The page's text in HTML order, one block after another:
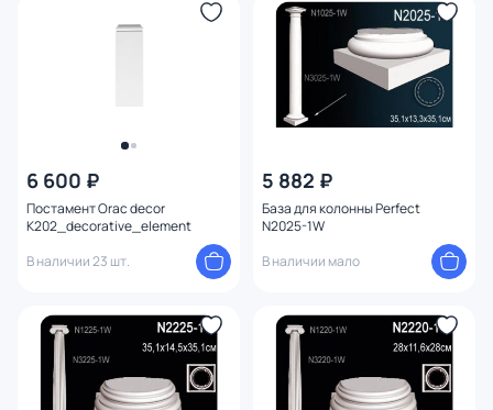
6 600 ₽
Постамент Orac decor
K202_decorative_element
В наличии 23 шт.
5 882 ₽
База для колонны Perfect
N2025-1W
В наличии мало